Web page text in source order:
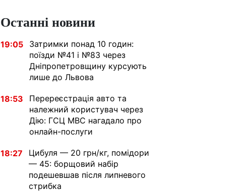
Останні новини
19:05
Затримки понад 10 годин:
поїзди №41 і №83 через
Дніпропетровщину курсують
лише до Львова
18:53
Перереєстрація авто та
належний користувач через
Дію: ГСЦ МВС нагадало про
онлайн-послуги
18:27
Цибуля — 20 грн/кг, помідори
— 45: борщовий набір
подешевшав після липневого
стрибка